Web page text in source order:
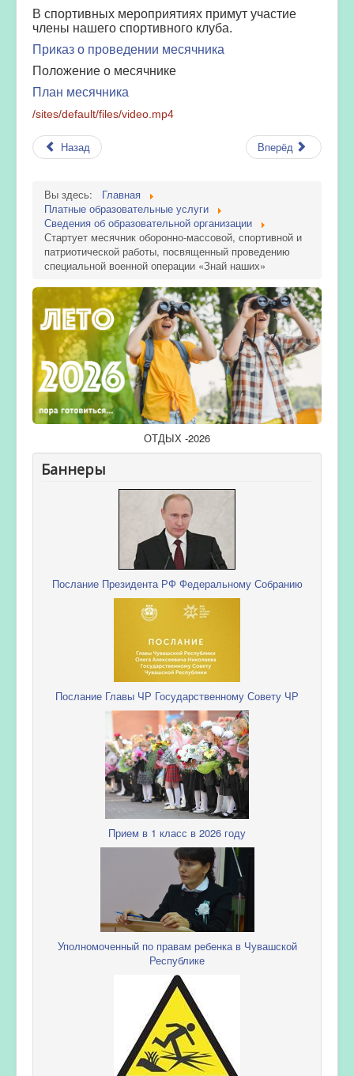
В спортивных мероприятиях примут участие
члены нашего спортивного клуба.
Приказ о проведении месячника
Положение о месячнике
План месячника
/sites/default/files/video.mp4
Назад Вперёд
Вы здесь:
Главная
Платные образовательные услуги
Сведения об образовательной организации
Стартует месячник оборонно-массовой, спортивной и
патриотической работы, посвященный проведению
специальной военной операции «Знай наших»
ОТДЫХ -2026
Баннеры
Послание Президента РФ Федеральному Собранию
Послание Главы ЧР Государственному Совету ЧР
Прием в 1 класс в 2026 году
Уполномоченный по правам ребенка в Чувашской
Республике